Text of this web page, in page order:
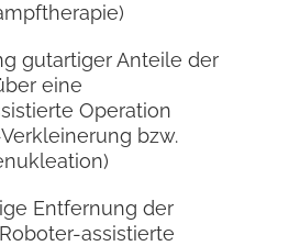
gutartiger Anteile der
eine
Operation
bzw.
Entfernung der
assistierte